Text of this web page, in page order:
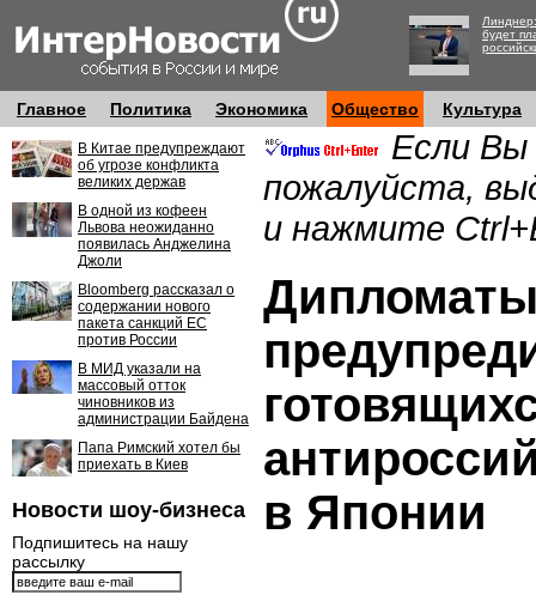
будет
Главное Политика Экономика Общество Культура
В Китае предупреждают
об угрозе конфликта
великих держав
В одной из кофеен
Львова неожиданно
появилась Анджелина
Джоли
Bloomberg рассказал о
содержании нового
пакета санкций ЕС
против России
В МИД указали на
массовый отток
чиновников из
администрации Байдена
Папа Римский хотел бы
приехать в Киев
Новости шоу-бизнеса
Подпишитесь на нашу
рассылку
Если Вы
пожалуйста,
и нажмите
в Японии